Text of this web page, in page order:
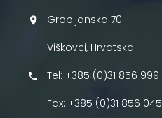
Grobljanska 70
Viškovci, Hrvatska
Tel: +385 (0)31 856 999
Fax: +385 (0)31 856 045